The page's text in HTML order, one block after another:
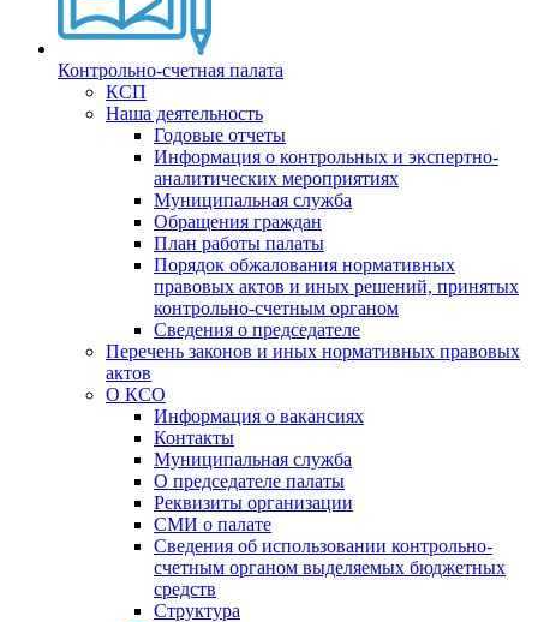
Контрольно-счетная палата
КСП
Наша деятельность
Годовые отчеты
Информация о контрольных и экспертно-
аналитических мероприятиях
Муниципальная служба
Обращения граждан
План работы палаты
Порядок обжалования нормативных
правовых актов и иных решений, принятых
контрольно-счетным органом
Сведения о председателе
Перечень законов и иных нормативных правовых
актов
О КСО
Информация о вакансиях
Контакты
Муниципальная служба
О председателе палаты
Реквизиты организации
СМИ о палате
Сведения об использовании контрольно-
счетным органом выделяемых бюджетных
средств
Структура